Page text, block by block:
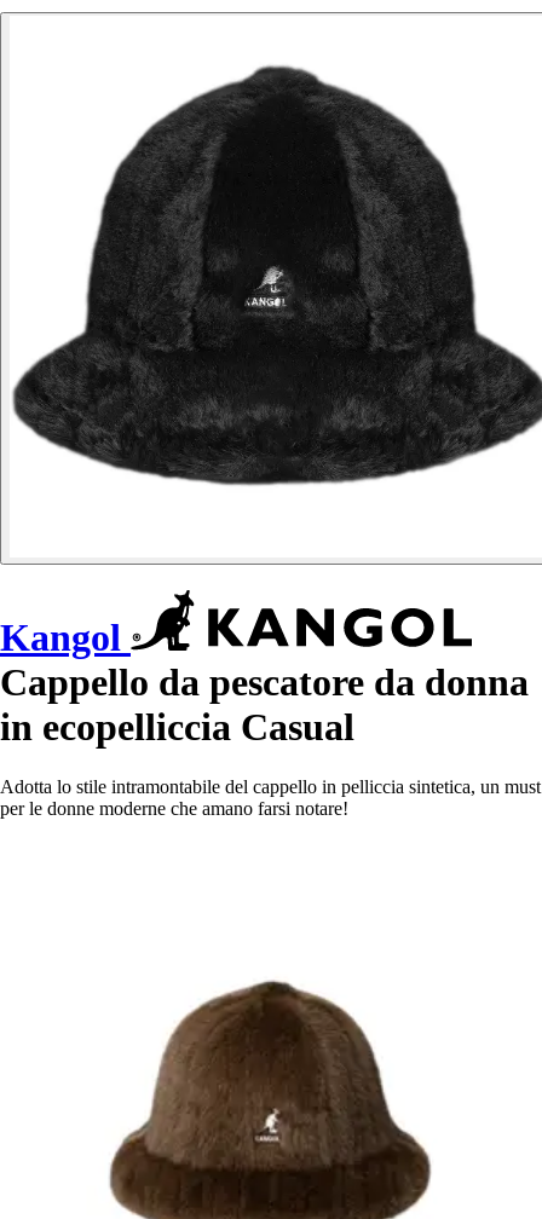
Kangol
Cappello da pescatore da donna
in ecopelliccia Casual
Adotta lo stile intramontabile del cappello in pelliccia sintetica, un must
per le donne moderne che amano farsi notare!